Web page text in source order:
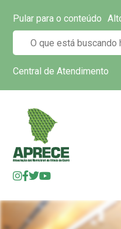
Pular para o conteúdo
Central de Atendimento